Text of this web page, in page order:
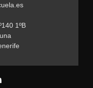
1ºB